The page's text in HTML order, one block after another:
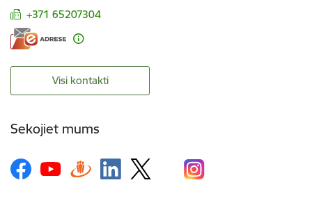
+371 65207304
Visi kontakti
Sekojiet mums